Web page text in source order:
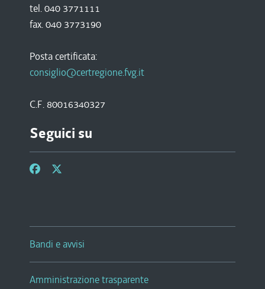
tel. 040 3771111
fax. 040 3773190
Posta certificata:
consiglio@certregione.fvg.it
C.F. 80016340327
Seguici su
Bandi e avvisi
Amministrazione trasparente